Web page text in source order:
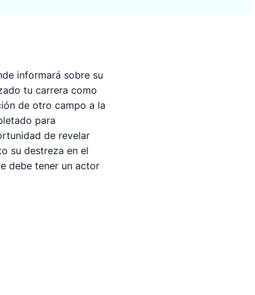
informará sobre su
tu carrera como
de otro campo a la
para
de revelar
su destreza en el
debe tener un actor